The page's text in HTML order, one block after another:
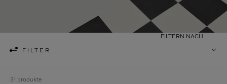
FILTER
FILTERN NACH
31 produkte